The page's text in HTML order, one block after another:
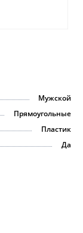
Мужской
Прямоугольные
Пластик
Да